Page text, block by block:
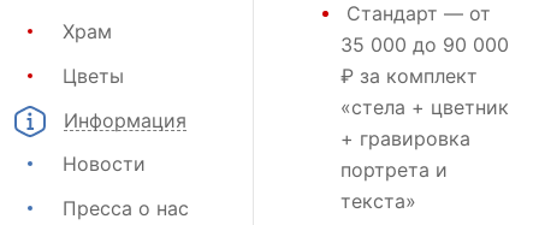
Храм
Цветы
Информация
Новости
Пресса о нас
Стандарт — от
35 000 до 90 000
₽ за комплект
«стела + цветник
+ гравировка
портрета и
текста»